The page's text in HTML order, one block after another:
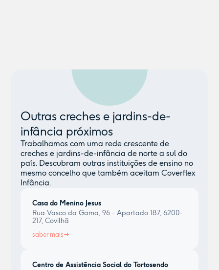
Outras creches e jardins-de-
infância próximos
Trabalhamos com uma rede crescente de
creches e jardins-de-infância de norte a sul do
país. Descubram outras instituições de ensino no
mesmo concelho que também aceitam Coverflex
Infância.
Casa do Menino Jesus
Rua Vasco da Gama, 96 - Apartado 187, 6200-
217, Covilhã
saber mais
Centro de Assistência Social do Tortosendo